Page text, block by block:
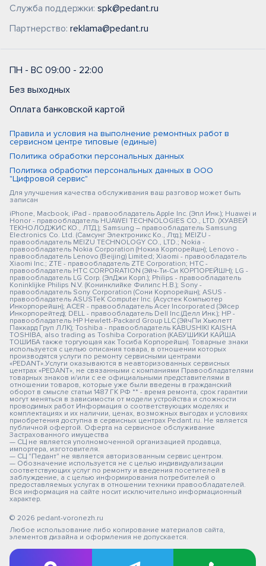
Служба поддержки: spk@pedant.ru
Партнерство: reklama@pedant.ru
ПН - ВС 09:00 - 22:00
Без выходных
Оплата банковской картой
Правила и условия на выполнение ремонтных работ в
сервисном центре типовые (единые)
Политика обработки персональных данных
Политика обработки персональных данных в ООО
"Цифровой сервис"
Для улучшения качества обслуживания ваш разговор может быть
записан
iPhone, Macbook, iPad - правообладатель Apple Inc. (Эпл Инк.); Huawei и
Honor - правообладатель HUAWEI TECHNOLOGIES CO., LTD. (ХУАВЕЙ
ТЕКНОЛОДЖИС КО., ЛТД.); Samsung – правообладатель Samsung
Electronics Co. Ltd. (Самсунг Электроникс Ко., Лтд.); MEIZU -
правообладатель MEIZU TECHNOLOGY CO., LTD.; Nokia -
правообладатель Nokia Corporation (Нокиа Корпорейшн); Lenovo -
правообладатель Lenovo (Beijing) Limited; Xiaomi - правообладатель
Xiaomi Inc.; ZTE - правообладатель ZTE Corporation; HTC -
правообладатель HTC CORPORATION (Эйч-Ти-Си КОРПОРЕЙШН); LG -
правообладатель LG Corp. (ЭлДжи Корп.); Philips - правообладатель
Koninklijke Philips N.V. (Конинклийке Филипс Н.В.); Sony -
правообладатель Sony Corporation (Сони Корпорейшн); ASUS -
правообладатель ASUSTeK Computer Inc. (Асустек Компьютер
Инкорпорейшн); ACER - правообладатель Acer Incorporated (Эйсер
Инкорпорейтед); DELL - правообладатель Dell Inc.(Делл Инк.); HP -
правообладатель HP Hewlett-Packard Group LLC (ЭйчПи Хьюлетт
Паккард Груп ЛЛК); Toshiba - правообладатель KABUSHIKI KAISHA
TOSHIBA, also trading as Toshiba Corporation (КАБУШИКИ КАЙША
ТОШИБА также торгующая как Тосиба Корпорейшн). Товарные знаки
используется с целью описания товара, в отношении которых
производятся услуги по ремонту сервисными центрами
«PEDANT».Услуги оказываются в неавторизованных сервисных
центрах «PEDANT», не связанными с компаниями Правообладателями
товарных знаков и/или с ее официальными представителями в
отношении товаров, которые уже были введены в гражданский
оборот в смысле статьи 1487 ГК РФ ** - время ремонта, срок гарантии
могут меняться в зависимости от модели устройства и сложности
проводимых работ Информация о соответствующих моделях и
комплектациях и их наличии, ценах, возможных выгодах и условиях
приобретения доступна в сервисных центрах Pedant.ru. Не является
публичной офертой. Оферта на сервисное обслуживание
Застрахованного имущества
— СЦ не является уполномоченной организацией продавца,
импортера, изготовителя.
— СЦ "Педант" не является авторизованным сервис центром.
— Обозначение используется не с целью индивидуализации
соответствующих услуг по ремонту и введения посетителей в
заблуждение, а с целью информирования потребителей о
предоставляемых услугах в отношении техники правообладателей.
Вся информация на сайте носит исключительно информационный
характер.
© 2026 pedant-voronezh.ru
Любое использование либо копирование материалов сайта,
элементов дизайна и оформления не допускается.